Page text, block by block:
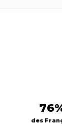
des